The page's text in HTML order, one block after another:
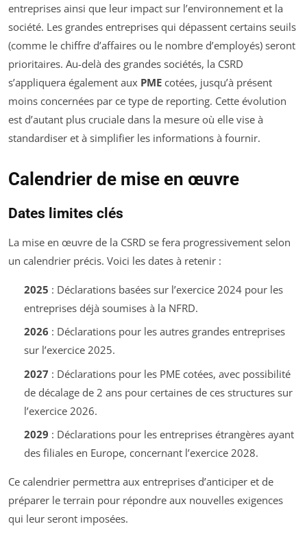
entreprises ainsi que leur impact sur l’environnement et la
société. Les grandes entreprises qui dépassent certains seuils
(comme le chiffre d’affaires ou le nombre d’employés) seront
prioritaires. Au-delà des grandes sociétés, la CSRD
s’appliquera également aux PME cotées, jusqu’à présent
moins concernées par ce type de reporting. Cette évolution
est d’autant plus cruciale dans la mesure où elle vise à
standardiser et à simplifier les informations à fournir.
Calendrier de mise en œuvre
Dates limites clés
La mise en œuvre de la CSRD se fera progressivement selon
un calendrier précis. Voici les dates à retenir :
2025 : Déclarations basées sur l’exercice 2024 pour les
entreprises déjà soumises à la NFRD.
2026 : Déclarations pour les autres grandes entreprises
sur l’exercice 2025.
2027 : Déclarations pour les PME cotées, avec possibilité
de décalage de 2 ans pour certaines de ces structures sur
l’exercice 2026.
2029 : Déclarations pour les entreprises étrangères ayant
des filiales en Europe, concernant l’exercice 2028.
Ce calendrier permettra aux entreprises d’anticiper et de
préparer le terrain pour répondre aux nouvelles exigences
qui leur seront imposées.